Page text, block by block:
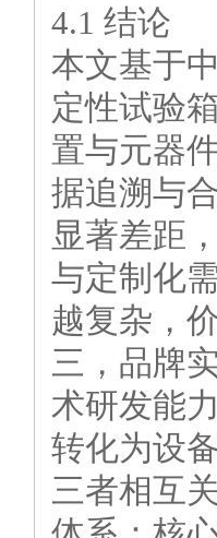
4.1 结论
本文基于
定性试验
置与元器
据追溯与
显著差距
与定制化
越复杂，
三，品牌
术研发能
转化为设
三者相互